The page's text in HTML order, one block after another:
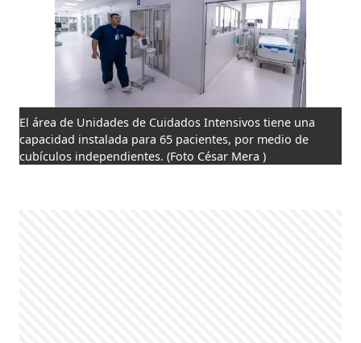
El área de Unidades de Cuidados Intensivos tiene una
capacidad instalada para 65 pacientes, por medio de
cubículos independientes. (Foto César Mera )